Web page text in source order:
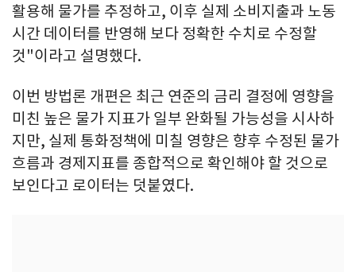
활용해 물가를 추정하고, 이후 실제 소비지출과 노동
시간 데이터를 반영해 보다 정확한 수치로 수정할
것"이라고 설명했다.
이번 방법론 개편은 최근 연준의 금리 결정에 영향을
미친 높은 물가 지표가 일부 완화될 가능성을 시사하
지만, 실제 통화정책에 미칠 영향은 향후 수정된 물가
흐름과 경제지표를 종합적으로 확인해야 할 것으로
보인다고 로이터는 덧붙였다.